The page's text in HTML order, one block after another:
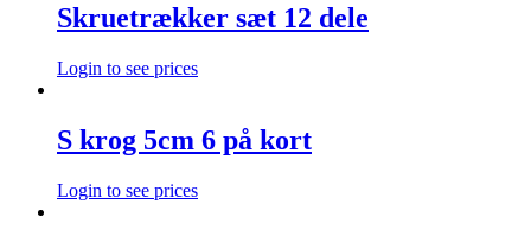
Skruetrækker sæt 12 dele
Login to see prices
S krog 5cm 6 på kort
Login to see prices